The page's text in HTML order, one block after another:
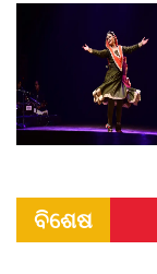
ବିଶେଷ